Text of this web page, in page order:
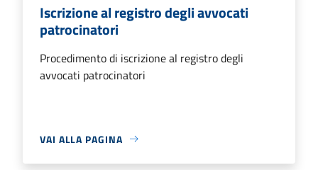
Iscrizione al registro degli avvocati
patrocinatori
Procedimento di iscrizione al registro degli
avvocati patrocinatori
VAI ALLA PAGINA